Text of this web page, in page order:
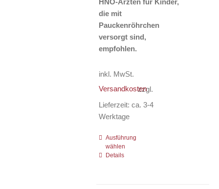
HNO-Ärzten für Kinder,
die mit
Pauckenröhrchen
versorgt sind,
empfohlen.
inkl. MwSt.
zzgl.
Versandkosten
Lieferzeit: ca. 3-4
Werktage
Ausführung
wählen
Details